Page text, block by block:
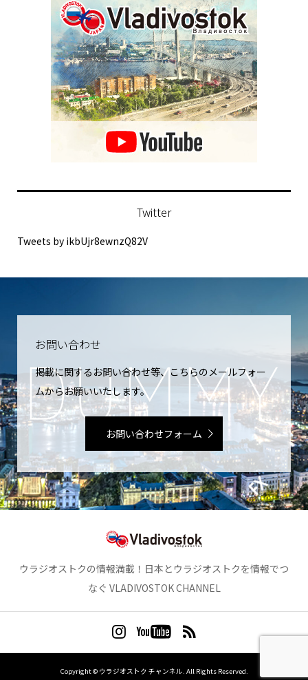
Twitter
Tweets by ikbUjr8ewnzQ82V
お問い合わせ
掲載に関するお問い合わせ等、こちらのメールフォー
ムからお願いいたします。
お問い合わせフォーム
ウラジオストクの情報満載！日本とウラジオストクを情報でつ
なぐ VLADIVOSTOK CHANNEL
Copyright ©ウラジオストク チャンネル. All Rights Reserved.